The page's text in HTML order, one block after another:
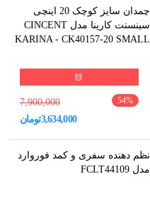
چمدان سایز کوچک 20 اینچی
سینسنت کارینا مدل CINCENT
KARINA - CK40157-20 SMALL
54%
7,900,000
3,634,000تومان
نظم دهنده سفری و کمد فوروارد
مدل FCLT44109